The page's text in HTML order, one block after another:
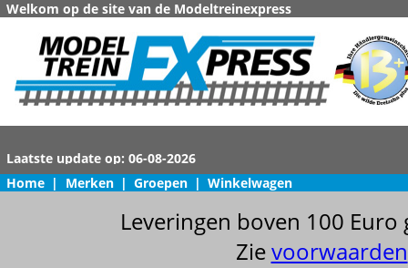
Welkom op de site van de Modeltreinexpress
Home | Merken | Groepen | Winkelwagen
Leveringen boven 100
Zievoorwaarden